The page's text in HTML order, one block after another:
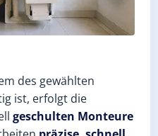
des gewählten
ist, erfolgt die
geschulten Monteure